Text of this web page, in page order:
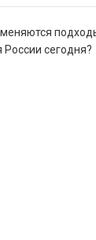
сегодня?